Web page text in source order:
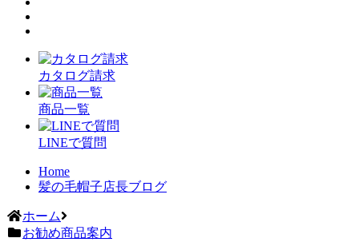
カタログ請求
商品一覧
LINEで質問
Home
髪の毛帽子店長ブログ
ホーム
お勧め商品案内